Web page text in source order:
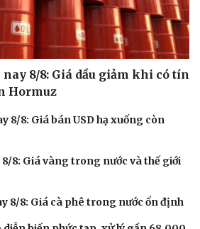
8/8: Giá dầu giảm khi có tín
Hormuz
8/8: Giá bán USD hạ xuống còn
8: Giá vàng trong nước và thế giới
8/8: Giá cà phê trong nước ổn định